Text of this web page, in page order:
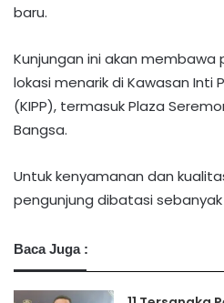
baru.
Kunjungan ini akan
lokasi menarik di Kawasan Inti
(KIPP), termasuk Plaza
Bangsa.
Untuk kenyamanan dan
pengunjung dibatasi
Baca Juga :